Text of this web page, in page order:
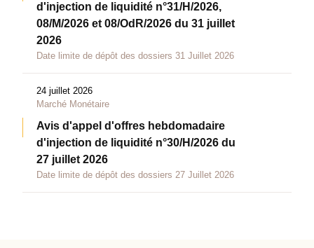
d'injection de liquidité n°31/H/2026,
08/M/2026 et 08/OdR/2026 du 31 juillet
2026
Date limite de dépôt des dossiers 31 Juillet 2026
24 juillet 2026
Marché Monétaire
Avis d'appel d'offres hebdomadaire
d'injection de liquidité n°30/H/2026 du
27 juillet 2026
Date limite de dépôt des dossiers 27 Juillet 2026